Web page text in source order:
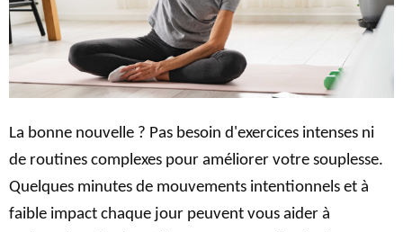
La bonne nouvelle ? Pas besoin d'exercices intenses ni
de routines complexes pour améliorer votre souplesse.
Quelques minutes de mouvements intentionnels et à
faible impact chaque jour peuvent vous aider à